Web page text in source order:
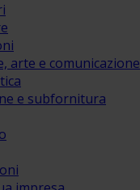
arte e comunicazione
e subfornitura